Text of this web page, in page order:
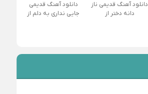
دانلود آهنگ قدیمی ناز
دانه دختر از
دانلود آهنگ قدیمی
جایی نداری به دلم از